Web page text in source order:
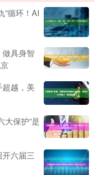
”循环！AI
具身智
越，美
大保护”是
六届三